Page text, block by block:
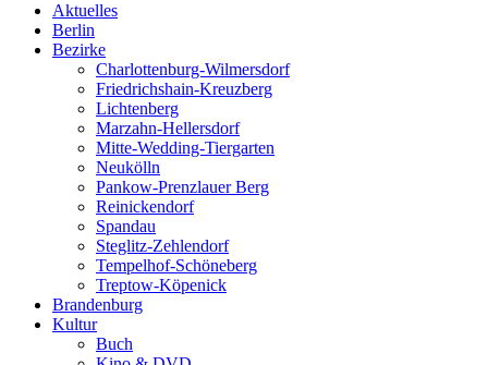
Aktuelles
Berlin
Bezirke
Charlottenburg-Wilmersdorf
Friedrichshain-Kreuzberg
Lichtenberg
Marzahn-Hellersdorf
Mitte-Wedding-Tiergarten
Neukölln
Pankow-Prenzlauer Berg
Reinickendorf
Spandau
Steglitz-Zehlendorf
Tempelhof-Schöneberg
Treptow-Köpenick
Brandenburg
Kultur
Buch